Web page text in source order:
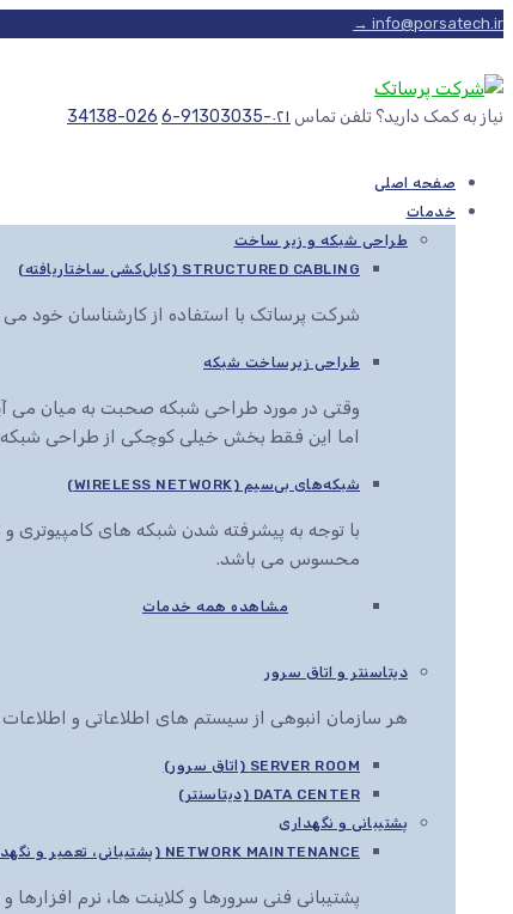
info@porsatech.ir →
نیاز به کمک دارید؟ تلفن تماس ۰۲۱-91303035-6 026-34138
صفحه اصلی
خدمات
طراحی شبکه و زیر ساخت
STRUCTURED CABLING (کابل‌کشی ساختاریافته)
شرکت پرساتک با استفاده از کارشناسان خود
طراحی زیرساخت شبکه
وقتی در مورد طراحی شبکه صحبت به میان می
اما این فقط بخش خیلی کوچکی از طراحی
شبکه‌های بی‌سیم (WIRELESS NETWORK)
با توجه به پیشرفته شدن شبکه های کامپیوتری
محسوس می باشد.
مشاهده همه خدمات
دیتاسنتر و اتاق سرور
هر سازمان انبوهی از سیستم های اطلاعاتی و
SERVER ROOM (اتاق سرور)
DATA CENTER (دیتاسنتر)
پشتیبانی و نگهداری
NETWORK MAINTENANCE (پشتیبانی، تعمیر و نگهداری شبکه)
پشتیبانی فنی سرورها و کلاینت ها، نرم